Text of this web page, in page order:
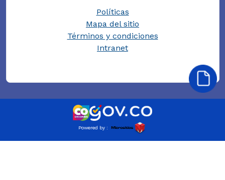
Políticas
Mapa del sitio
Términos y condiciones
Intranet
Powered by :